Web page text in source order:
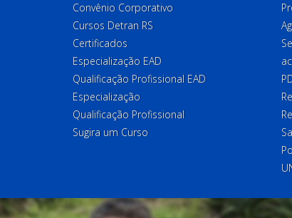
Convênio Corporativo
Cursos Detran RS
Certificados
Especialização EAD
Qualificação Profissional EAD
Especialização
Qualificação Profissional
Sugira um Curso